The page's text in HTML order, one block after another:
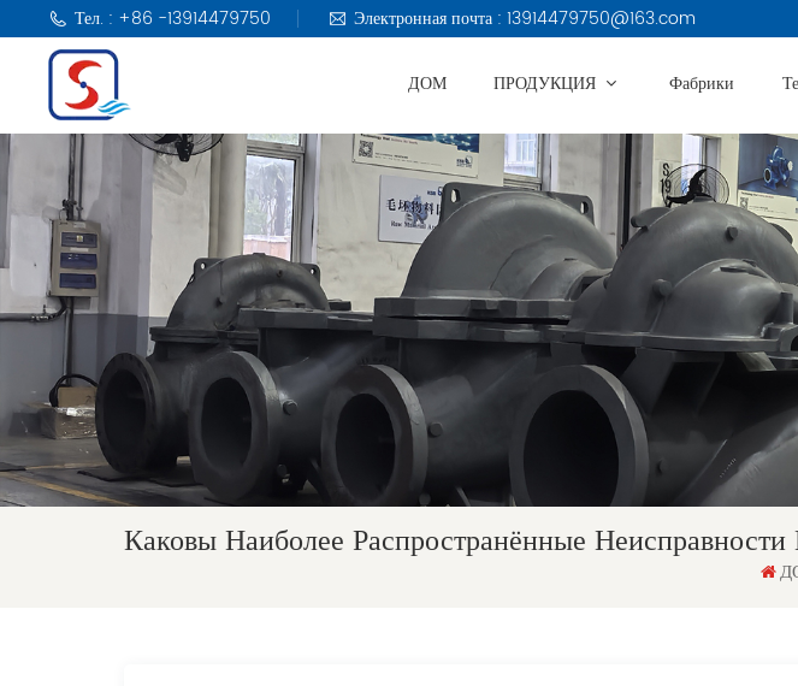
Тел. : +86 -13914479750 Электронная почта : 13914479750@163.com
ДОМ ПРОДУКЦИЯ Фабрики
Каковы Наиболее Распространённые